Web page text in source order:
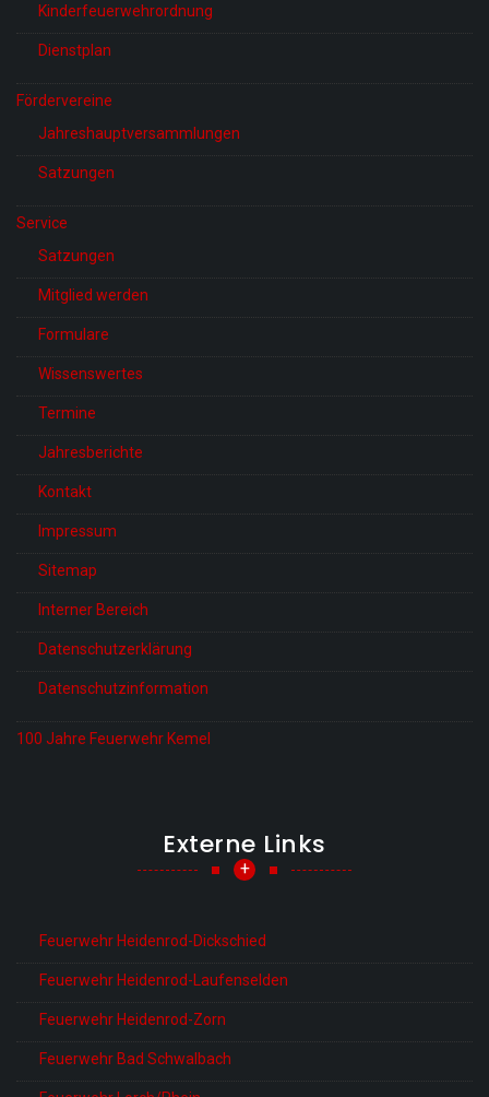
Kinderfeuerwehrordnung
Dienstplan
Fördervereine
Jahreshauptversammlungen
Satzungen
Service
Satzungen
Mitglied werden
Formulare
Wissenswertes
Termine
Jahresberichte
Kontakt
Impressum
Sitemap
Interner Bereich
Datenschutzerklärung
Datenschutzinformation
100 Jahre Feuerwehr Kemel
Externe Links
+
Feuerwehr Heidenrod-Dickschied
Feuerwehr Heidenrod-Laufenselden
Feuerwehr Heidenrod-Zorn
Feuerwehr Bad Schwalbach